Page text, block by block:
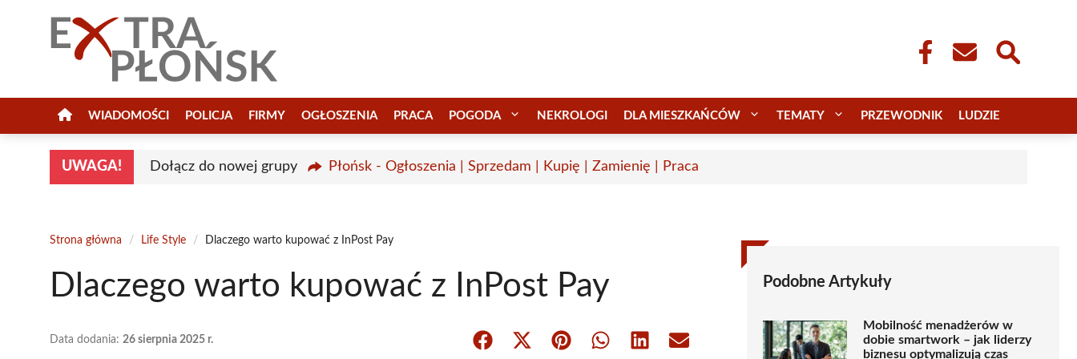
WIADOMOŚCI POLICJA FIRMY OGŁOSZENIA PRACA POGODA NEKROLOGI DLA MIESZKAŃCÓW TEMATY PRZEWODNIK LUDZIE
UWAGA! Dołącz do nowej grupy Płońsk - Ogłoszenia | Sprzedam | Kupię | Zamienię | Praca
Strona główna / Life Style / Dlaczego warto kupować z InPost Pay
Dlaczego warto kupować z InPost Pay
Data dodania: 26 sierpnia 2025 r.
Share
Share Share Share Share Share
Podobne Artykuły
Mobilność menadżerów w
dobie smartwork – jak liderzy
biznesu optymalizują czas